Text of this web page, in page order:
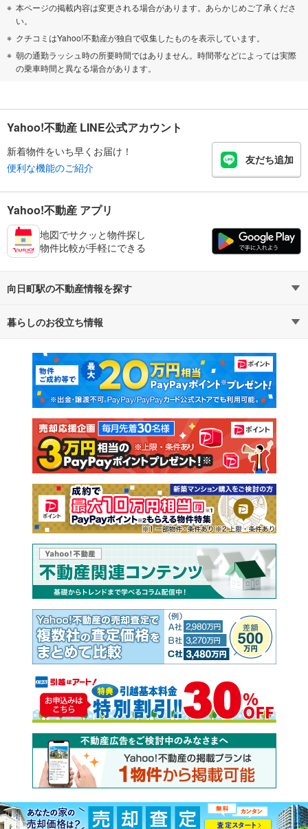
本ページの掲載内容は変更される場合があります。あらかじめご了承くださ
い。
クチコミはYahoo!不動産が独自で収集したものを表示しています。
朝の通勤ラッシュ時の所要時間ではありません。時間帯などによっては実際
の乗車時間と異なる場合があります。
Yahoo!不動産 LINE公式アカウント
新着物件をいち早くお届け！
便利な機能のご紹介
友だち追加
Yahoo!不動産 アプリ
地図でサクッと物件探し
物件比較が手軽にできる
向日町駅の不動産情報を探す
不動産・住宅
新築マンション 中古マンション
新築一戸建て 中古一戸建て
注文住宅 土地
売却査定
暮らしのお役立ち情報
マンションカタログ 教えて！住まいの先生